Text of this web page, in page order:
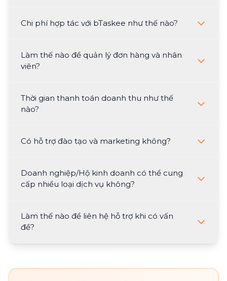
Chi phí hợp tác với bTaskee như thế nào?
Làm thế nào để quản lý đơn hàng và nhân
viên?
Thời gian thanh toán doanh thu như thế
nào?
Có hỗ trợ đào tạo và marketing không?
Doanh nghiệp/Hộ kinh doanh có thể cung
cấp nhiều loại dịch vụ không?
Làm thế nào để liên hệ hỗ trợ khi có vấn
đề?